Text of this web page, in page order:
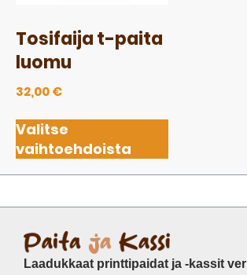
Tosifaija t-paita
luomu
32,00€
Valitse
vaihtoehdoista
Laadukkaat printtipaidat ja -kassit